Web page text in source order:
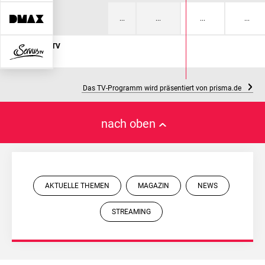
bei ServusTV
Das TV-Programm wird präsentiert von prisma.de
nach oben
AKTUELLE THEMEN MAGAZIN NEWS
STREAMING